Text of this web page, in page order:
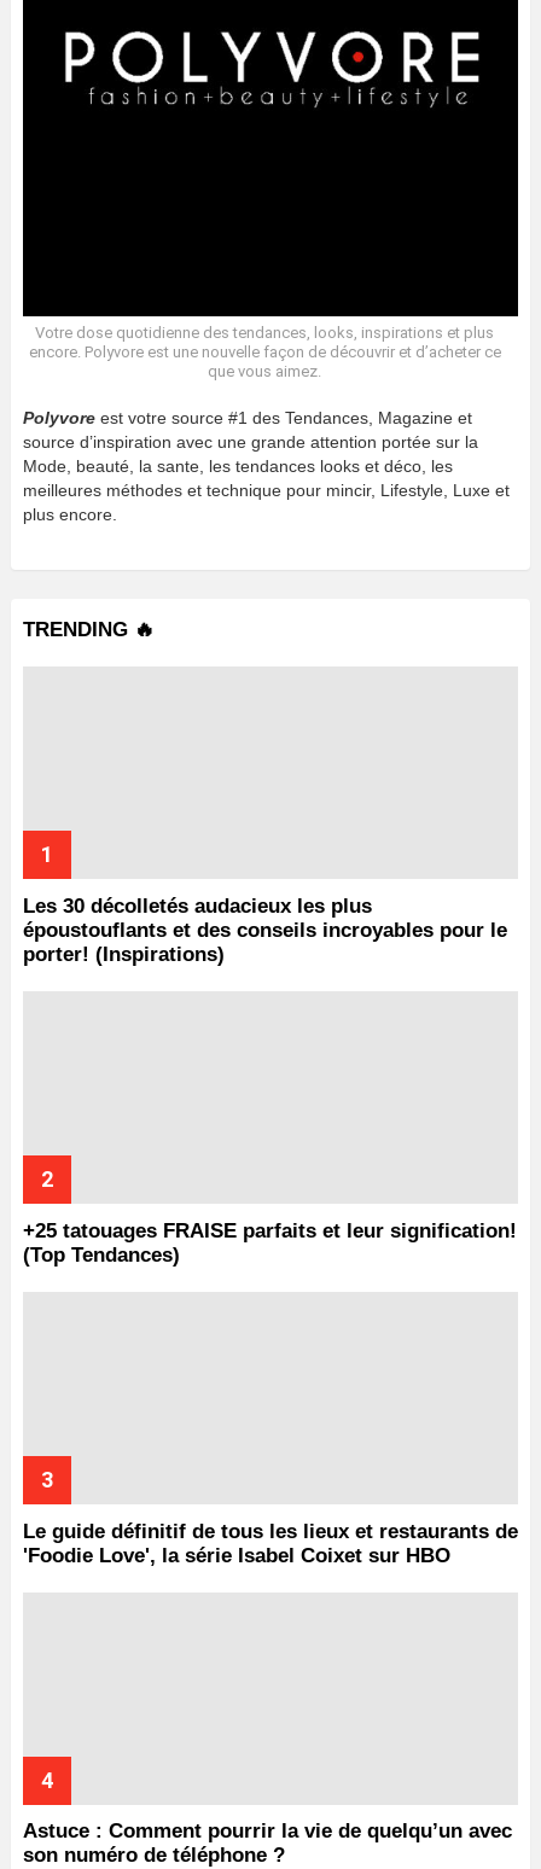
Votre dose quotidienne des tendances, looks, inspirations et plus
encore. Polyvore est une nouvelle façon de découvrir et d’acheter ce
que vous aimez.
Polyvore est votre source #1 des Tendances, Magazine et
source d’inspiration avec une grande attention portée sur la
Mode, beauté, la sante, les tendances looks et déco, les
meilleures méthodes et technique pour mincir, Lifestyle, Luxe et
plus encore.
TRENDING 🔥
Les 30 décolletés audacieux les plus
époustouflants et des conseils incroyables pour le
porter! (Inspirations)
+25 tatouages ​​FRAISE parfaits et leur signification!
(Top Tendances)
Le guide définitif de tous les lieux et restaurants de
'Foodie Love', la série Isabel Coixet sur HBO
Astuce : Comment pourrir la vie de quelqu’un avec
son numéro de téléphone ?